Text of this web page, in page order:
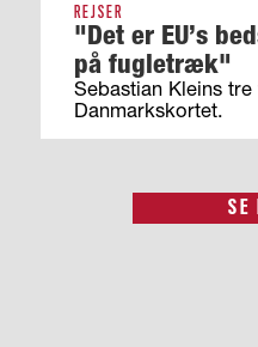
REJSER
"Det er EU’s
på fugletræk"
Sebastian Kleins
Danmarkskortet.
SE